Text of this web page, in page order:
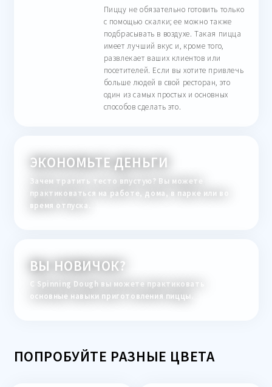
Пиццу не обязательно готовить только
с помощью скалки; ее можно также
подбрасывать в воздухе. Такая пицца
имеет лучший вкус и, кроме того,
развлекает ваших клиентов или
посетителей. Если вы хотите привлечь
больше людей в свой ресторан, это
один из самых простых и основных
способов сделать это.
ЭКОНОМЬТЕ ДЕНЬГИ
Зачем тратить тесто впустую? Вы можете
практиковаться на работе, дома, в парке или во
время отпуска.
ВЫ НОВИЧОК?
С Spinning Dough вы можете практиковать
основные навыки приготовления пиццы.
ПОПРОБУЙТЕ РАЗНЫЕ ЦВЕТА